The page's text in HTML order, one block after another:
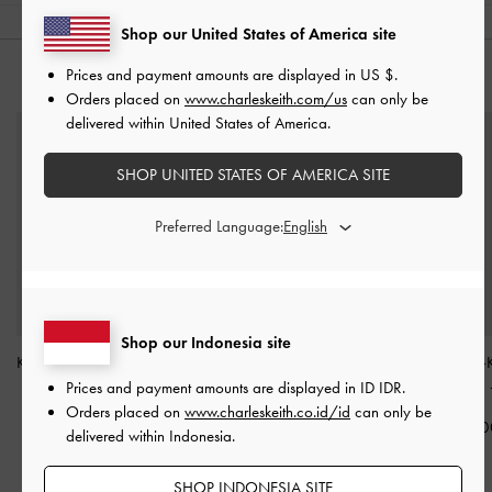
ANDA MUNGKIN JUGA MENYUKAI
Kacamata Butterfly Lisbeth
-Noir
IDR1,299,000
Daenerys-Noir
Charm
Dolphin Delfina
Shop our Indonesia site
Prices and payment amounts are displayed in ID IDR.
Orders placed on www.charleskeith.co.id/id can only be
delivered within Indonesia.
SHOP INDONESIA SITE
Shop our United States of America site
Prices and payment amounts are displayed in US $.
Orders placed on www.charleskeith.com/us can only be
delivered within United States of America.
SHOP UNITED STATES OF AMERICA SITE
Preferred Language: